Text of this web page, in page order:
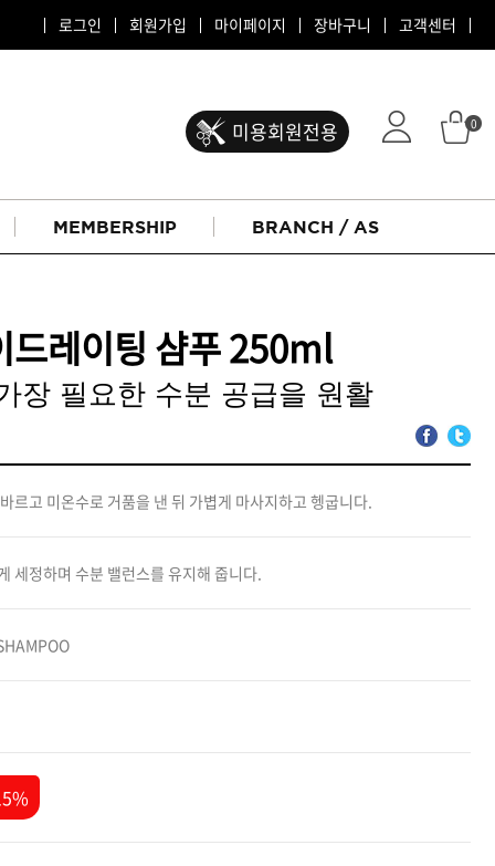
고객센터
장바구니
마이페이지
회원가입
로그인
미용회원전용 0
MEMBERSHIP BRANCH / AS
ATS 퍼스티지
리버시
ATS 스타일뮤즈
드레이팅 샴푸 250ml
장 필요한 수분 공급을 원활
르고 미온수로 거품을 낸 뒤 가볍게 마사지하고 헹굽니다.
세정하며 수분 밸런스를 유지해 줍니다.